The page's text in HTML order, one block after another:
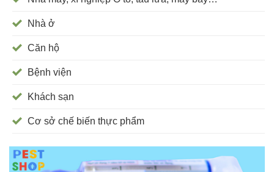
Nhà ở
Căn hộ
Bệnh viện
Khách sạn
Cơ sở chế biến thực phẩm